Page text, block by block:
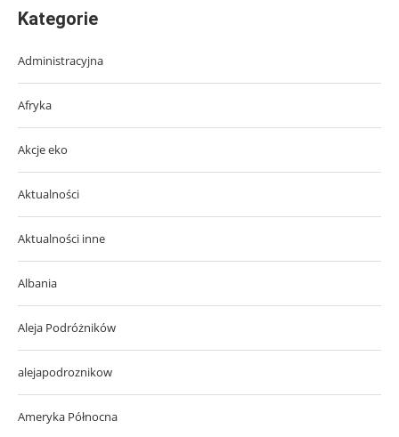
Kategorie
Administracyjna
Afryka
Akcje eko
Aktualności
Aktualności inne
Albania
Aleja Podróżników
alejapodroznikow
Ameryka Północna